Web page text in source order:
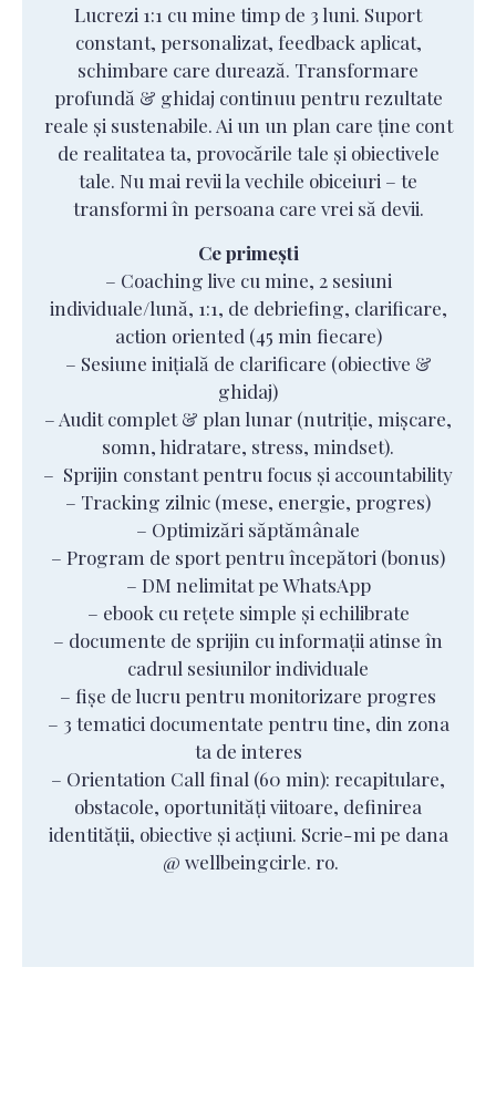
Lucrezi 1:1 cu mine timp de 3 luni. Suport
constant, personalizat, feedback aplicat,
schimbare care durează. Transformare
profundă & ghidaj continuu pentru rezultate
reale și sustenabile. Ai un un plan care ține cont
de realitatea ta, provocările tale și obiectivele
tale. Nu mai revii la vechile obiceiuri – te
transformi în persoana care vrei să devii.
Ce primești
– Coaching live cu mine, 2 sesiuni
individuale/lună, 1:1, de debriefing, clarificare,
action oriented (45 min fiecare)
– Sesiune inițială de clarificare (obiective &
ghidaj)
– Audit complet & plan lunar (nutriție, mișcare,
somn, hidratare, stress, mindset).
– Sprijin constant pentru focus și accountability
– Tracking zilnic (mese, energie, progres)
– Optimizări săptămânale
– Program de sport pentru începători (bonus)
– DM nelimitat pe WhatsApp
– ebook cu rețete simple și echilibrate
– documente de sprijin cu informații atinse în
cadrul sesiunilor individuale
– fișe de lucru pentru monitorizare progres
– 3 tematici documentate pentru tine, din zona
ta de interes
– Orientation Call final (60 min): recapitulare,
obstacole, oportunități viitoare, definirea
identității, obiective și acțiuni. Scrie-mi pe dana
@ wellbeingcirle. ro.